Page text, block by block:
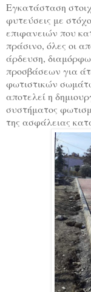
Εγκατάσταση
φυτεύσεις με
επιφανειών που
πράσινο, όλες οι
άρδευση,
προσβάσεων για
φωτιστικών
αποτελεί η
συστήματος
της ασφάλειας